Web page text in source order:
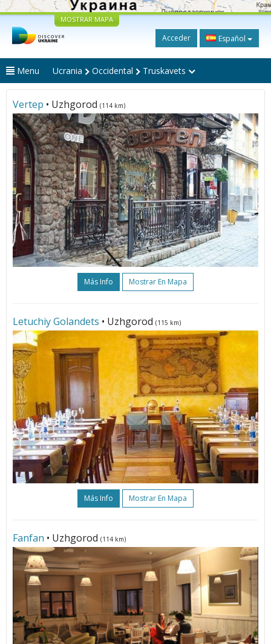
MOSTRAR MAPA
Acceder Español
Menu Ucrania Occidental Truskavets
Vertep • Uzhgorod (114 km)
Más Info Mostrar En Mapa
Letuchiy Golandets • Uzhgorod (115 km)
Más Info Mostrar En Mapa
Fanfan • Uzhgorod (114 km)